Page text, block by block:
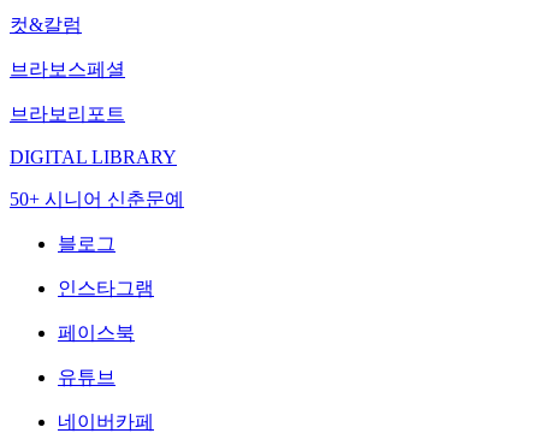
컷&칼럼
브라보스페셜
브라보리포트
DIGITAL LIBRARY
50+ 시니어 신춘문예
블로그
인스타그램
페이스북
유튜브
네이버카페